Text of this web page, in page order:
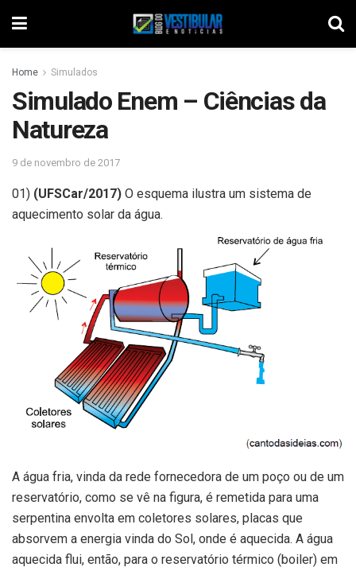
Home Simulados
Simulado Enem – Ciências da
Natureza
9 de novembro de 2017
01) (UFSCar/2017) O esquema ilustra um sistema de
aquecimento solar da água.
A água fria, vinda da rede fornecedora de um poço ou de um
reservatório, como se vê na figura, é remetida para uma
serpentina envolta em coletores solares, placas que
absorvem a energia vinda do Sol, onde é aquecida. A água
aquecida flui, então, para o reservatório térmico (boiler) em